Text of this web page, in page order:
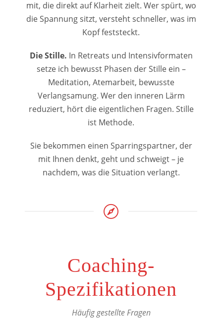
mit, die direkt auf Klarheit zielt. Wer spürt, wo
die Spannung sitzt, versteht schneller, was im
Kopf feststeckt.
Die Stille. In Retreats und Intensivformaten
setze ich bewusst Phasen der Stille ein –
Meditation, Atemarbeit, bewusste
Verlangsamung. Wer den inneren Lärm
reduziert, hört die eigentlichen Fragen. Stille
ist Methode.
Sie bekommen einen Sparringspartner, der
mit Ihnen denkt, geht und schweigt – je
nachdem, was die Situation verlangt.
Coaching-
Spezifikationen
Häufig gestellte Fragen